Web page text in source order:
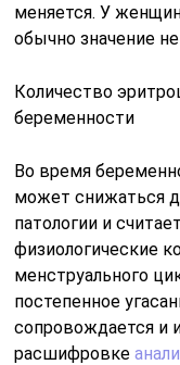
меняется. У
обычно значение
Количество
беременности
Во время
может снижаться
патологии и
физиологические
менструального
постепенное
сопровождается и
расшифровке